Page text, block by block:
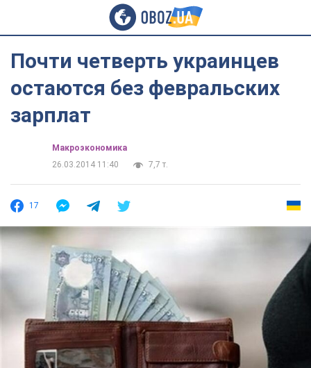
Почти четверть украинцев
остаются без февральских
зарплат
Mакроэкономика
26.03.2014 11:40
7,7 т.
17